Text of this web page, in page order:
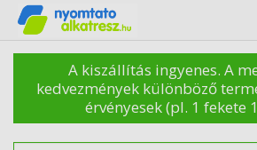
A kiszállítás ingyenes. A
kedvezmények különböző
érvényesek (pl. 1 fekete